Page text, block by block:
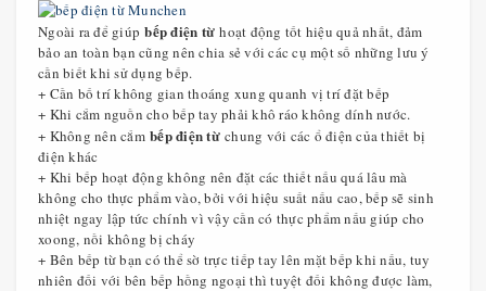
Ngoài ra để giúpbếp điện từ hoạt động tốt hiệu quả nhất, đảm
bảo an toàn bạn cũng nên chia sẻ với các cụ một số những lưu ý
cần biết khi sử dụng bếp.
+ Cần bố trí không gian thoáng xung quanh vị trí đặt bếp
+ Khi cắm nguồn cho bếp tay phải khô ráo không dính nước.
+ Không nên cắm bếp điện từchung với các ổ điện của thiết bị
điện khác
+ Khi bếp hoạt động không nên đặt các thiết nấu quá lâu mà
không cho thực phẩm vào, bởi với hiệu suất nấu cao, bếp sẽ sinh
nhiệt ngay lập tức chính vì vậy cần có thực phẩm nấu giúp cho
xoong, nồi không bị cháy
+ Bên bếp từ bạn có thể sờ trực tiếp tay lên mặt bếp khi nấu, tuy
nhiên đối với bên bếp hồng ngoại thì tuyệt đối không được làm,